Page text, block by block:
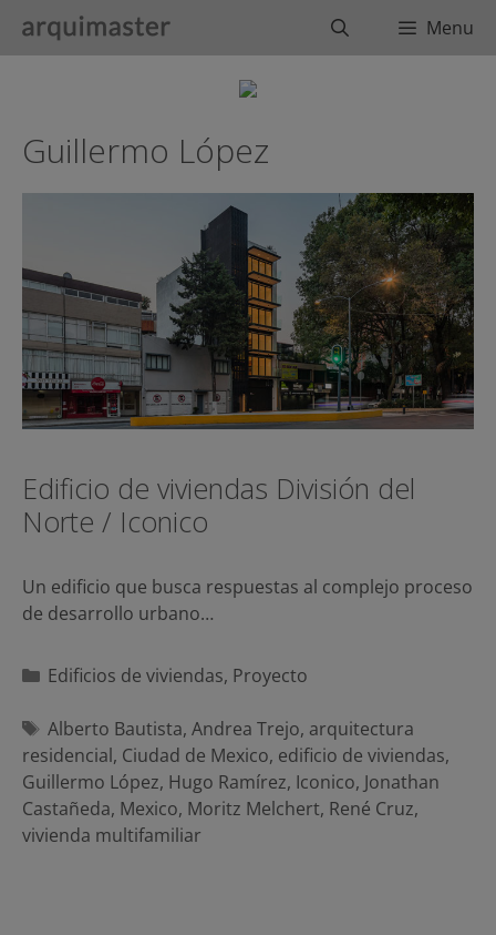
BuscarMenu
Guillermo López
Edificio de viviendas División del
Norte / Iconico
Un edificio que busca respuestas al complejo proceso
de desarrollo urbano…
Categorías
Edificios de viviendas, Proyecto
Etiquetas
Alberto Bautista, Andrea Trejo, arquitectura
residencial, Ciudad de Mexico, edificio de viviendas,
Guillermo López, Hugo Ramírez, Iconico, Jonathan
Castañeda, Mexico, Moritz Melchert, René Cruz,
vivienda multifamiliar